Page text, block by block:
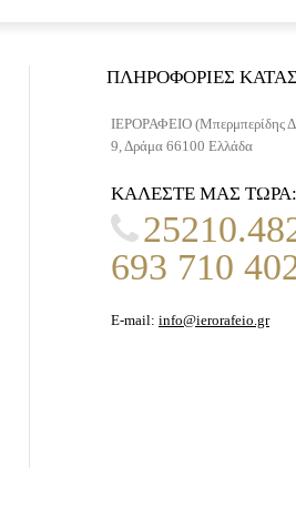
ΠΛΗΡΟΦΟΡΊΕΣ
ΙΕΡΟΡΑΦΕΙΟ (Μπερμπερίδης
9, Δράμα 66100 Ελλάδα
ΚΑΛΈΣΤΕ ΜΑΣ ΤΏΡΑ:
693 710
E-mail: info@ierorafeio.gr